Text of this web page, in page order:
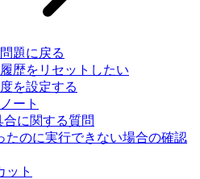
題に戻る
歴をリセットしたい
を設定する
ート
合に関する質問
たのに実行できない場合の確認
ット